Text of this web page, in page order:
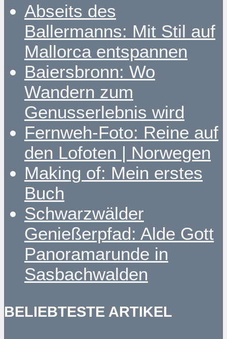
Abseits des
Ballermanns: Mit Stil auf
Mallorca entspannen
Baiersbronn: Wo
Wandern zum
Genusserlebnis wird
Fernweh-Foto: Reine auf
den Lofoten | Norwegen
Making of: Mein erstes
Buch
Schwarzwälder
Genießerpfad: Alde Gott
Panoramarunde in
Sasbachwalden
BELIEBTESTE ARTIKEL